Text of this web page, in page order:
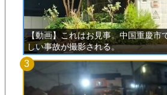
【動画】これはお見事。中国重慶市
しい事故が撮影される。